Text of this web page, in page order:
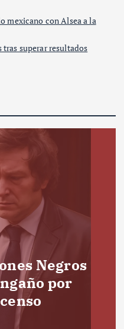
mexicano con Alsea a la
superar resultados
Negros
por